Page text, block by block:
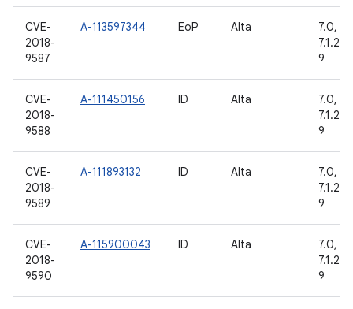
CVE-
2018-
9587
A-113597344 EoP Alta
7.0,
7.1.2,
9
CVE-
2018-
9588
A-111450156 ID Alta
7.0,
7.1.2,
9
CVE-
2018-
9589
A-111893132 ID Alta
7.0,
7.1.2,
9
CVE-
2018-
9590
A-115900043 ID Alta
7.0,
7.1.2,
9